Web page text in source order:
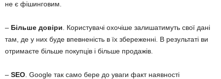
не є фішинговим.
– Більше довіри . Користувачі охочіше залишатимуть свої дані
там, де у них буде впевненість в їх збереженні. В результаті ви
отримаєте більше покупців і більше продажів.
– SEO . Google так само бере до уваги факт наявності